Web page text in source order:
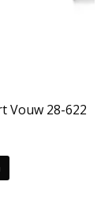
Vouw 28-622